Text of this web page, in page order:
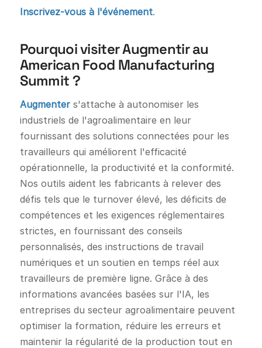
Inscrivez-vous à l'événement.
Pourquoi visiter Augmentir au
American Food Manufacturing
Summit ?
Augmenters'attache à autonomiser les
industriels de l'agroalimentaire en leur
fournissant des solutions connectées pour les
travailleurs qui améliorent l'efficacité
opérationnelle, la productivité et la conformité.
Nos outils aident les fabricants à relever des
défis tels que le turnover élevé, les déficits de
compétences et les exigences réglementaires
strictes, en fournissant des conseils
personnalisés, des instructions de travail
numériques et un soutien en temps réel aux
travailleurs de première ligne. Grâce à des
informations avancées basées sur l'IA, les
entreprises du secteur agroalimentaire peuvent
optimiser la formation, réduire les erreurs et
maintenir la régularité de la production tout en